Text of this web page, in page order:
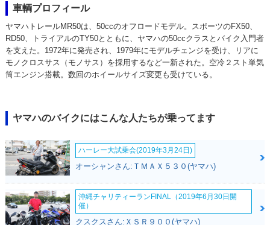
車輌プロフィール
ヤマハトレールMR50は、50ccのオフロードモデル。スポーツのFX50、
RD50、トライアルのTY50とともに、ヤマハの50ccクラスとバイク入門者
を支えた。1972年に発売され、1979年にモデルチェンジを受け、リアに
モノクロスサス（モノサス）を採用するなど一新された。空冷２スト単気
筒エンジン搭載。数回のホイールサイズ変更も受けている。
ヤマハのバイクにはこんな人たちが乗ってます
ハーレー大試乗会(2019年3月24日)
オーシャンさん:ＴＭＡＸ５３０(ヤマハ)
沖縄チャリティーランFINAL（2019年6月30日開
催）
クスクスさん:ＸＳＲ９００(ヤマハ)